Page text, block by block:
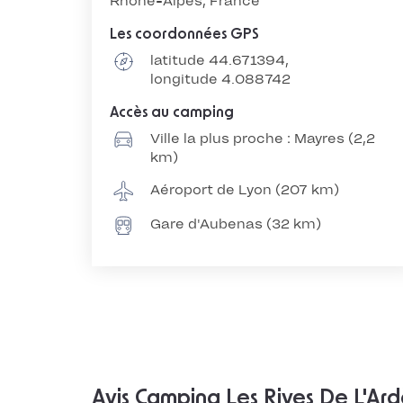
Les coordonnées GPS
latitude 44.671394,
longitude 4.088742
Accès au camping
Ville la plus proche : Mayres (2,2
km)
Aéroport de Lyon (207 km)
Gare d'Aubenas (32 km)
Avis Camping Les Rives De